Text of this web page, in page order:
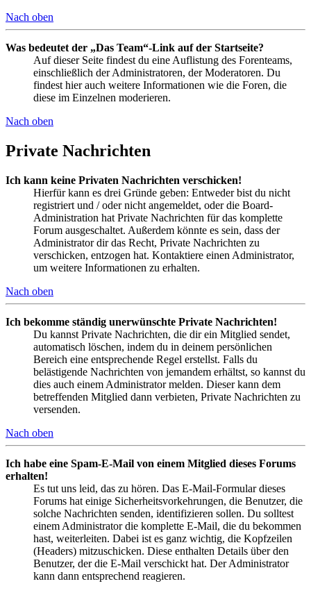
Nach oben
Was bedeutet der „Das Team“-Link auf der Startseite?
Auf dieser Seite findest du eine Auflistung des Forenteams,
einschließlich der Administratoren, der Moderatoren. Du
findest hier auch weitere Informationen wie die Foren, die
diese im Einzelnen moderieren.
Nach oben
Private Nachrichten
Ich kann keine Privaten Nachrichten verschicken!
Hierfür kann es drei Gründe geben: Entweder bist du nicht
registriert und / oder nicht angemeldet, oder die Board-
Administration hat Private Nachrichten für das komplette
Forum ausgeschaltet. Außerdem könnte es sein, dass der
Administrator dir das Recht, Private Nachrichten zu
verschicken, entzogen hat. Kontaktiere einen Administrator,
um weitere Informationen zu erhalten.
Nach oben
Ich bekomme ständig unerwünschte Private Nachrichten!
Du kannst Private Nachrichten, die dir ein Mitglied sendet,
automatisch löschen, indem du in deinem persönlichen
Bereich eine entsprechende Regel erstellst. Falls du
belästigende Nachrichten von jemandem erhältst, so kannst du
dies auch einem Administrator melden. Dieser kann dem
betreffenden Mitglied dann verbieten, Private Nachrichten zu
versenden.
Nach oben
Ich habe eine Spam-E-Mail von einem Mitglied dieses Forums
erhalten!
Es tut uns leid, das zu hören. Das E-Mail-Formular dieses
Forums hat einige Sicherheitsvorkehrungen, die Benutzer, die
solche Nachrichten senden, identifizieren sollen. Du solltest
einem Administrator die komplette E-Mail, die du bekommen
hast, weiterleiten. Dabei ist es ganz wichtig, die Kopfzeilen
(Headers) mitzuschicken. Diese enthalten Details über den
Benutzer, der die E-Mail verschickt hat. Der Administrator
kann dann entsprechend reagieren.